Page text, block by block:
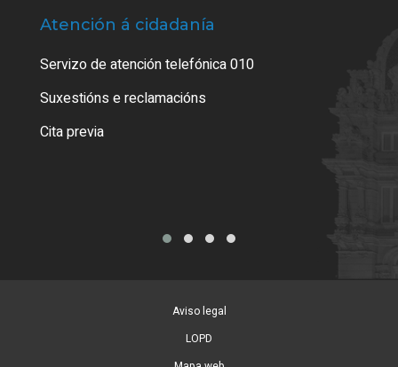
Atención á cidadanía
Servizo de atención telefónica 010
Suxestións e reclamacións
Cita previa
Aviso legal
LOPD